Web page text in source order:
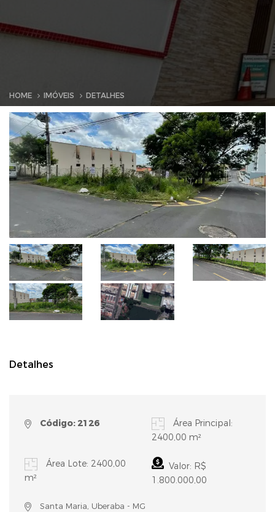
HOME IMÓVEIS DETALHES
Detalhes
Código: 2126
Área Principal:
2400,00 m²
Área Lote: 2400,00
m²
Valor: R$
1.800.000,00
Santa Maria, Uberaba - MG